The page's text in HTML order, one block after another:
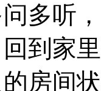
多听
到家
房间